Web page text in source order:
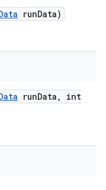
runData)
runData ,
int